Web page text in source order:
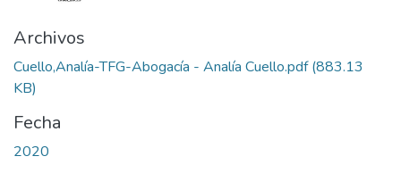
Archivos
Cuello,Analía-TFG-Abogacía - Analía Cuello.pdf(883.13
KB)
Fecha
2020